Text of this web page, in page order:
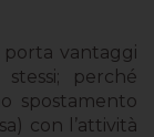
vantaggi
perché
spostamento
con l’attività